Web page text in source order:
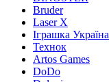
Bruder
Laser X
Іграшка Україна
Технок
Artos Games
DoDo